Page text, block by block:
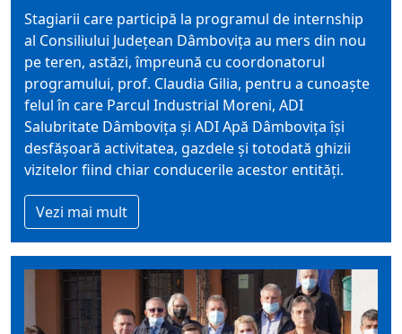
Stagiarii care participă la programul de internship
al Consiliului Judeţean Dâmboviţa au mers din nou
pe teren, astăzi, împreună cu coordonatorul
programului, prof. Claudia Gilia, pentru a cunoaște
felul în care Parcul Industrial Moreni, ADI
Salubritate Dâmbovița și ADI Apă Dâmbovița își
desfășoară activitatea, gazdele și totodată ghizii
vizitelor fiind chiar conducerile acestor entități.
Vezi mai mult